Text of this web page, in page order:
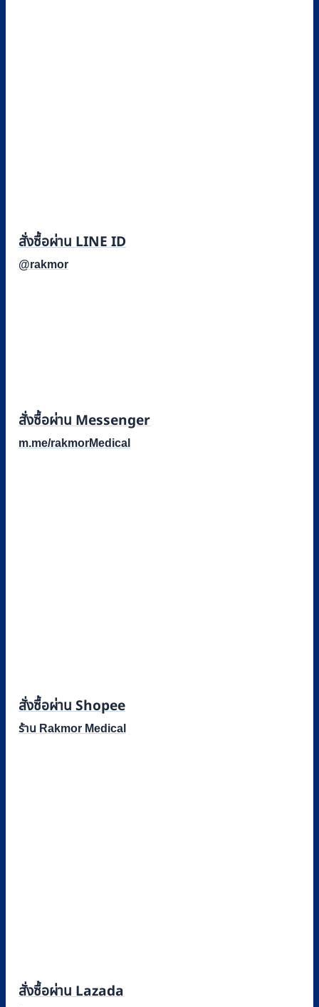
สั่งซื้อผ่าน LINE ID
@rakmor
สั่งซื้อผ่าน Messenger
m.me/rakmorMedical
สั่งซื้อผ่าน Shopee
ร้าน Rakmor Medical
สั่งซื้อผ่าน Lazada